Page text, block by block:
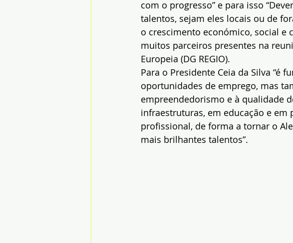
com o progresso” e para isso
talentos, sejam eles locais ou de
o crescimento económico, social e
muitos parceiros presentes na
Europeia (DG REGIO).
Para o Presidente Ceia da Silva “é
oportunidades de emprego, mas
empreendedorismo e à qualidade
infraestruturas, em educação e
profissional, de forma a tornar o
mais brilhantes talentos”.